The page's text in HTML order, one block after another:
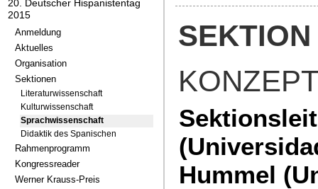
20. Deutscher Hispanistentag
2015
Anmeldung
Aktuelles
Organisation
Sektionen
Literaturwissenschaft
Kulturwissenschaft
Sprachwissenschaft
Didaktik des Spanischen
Rahmenprogramm
Kongressreader
Werner Krauss-Preis
Hummel